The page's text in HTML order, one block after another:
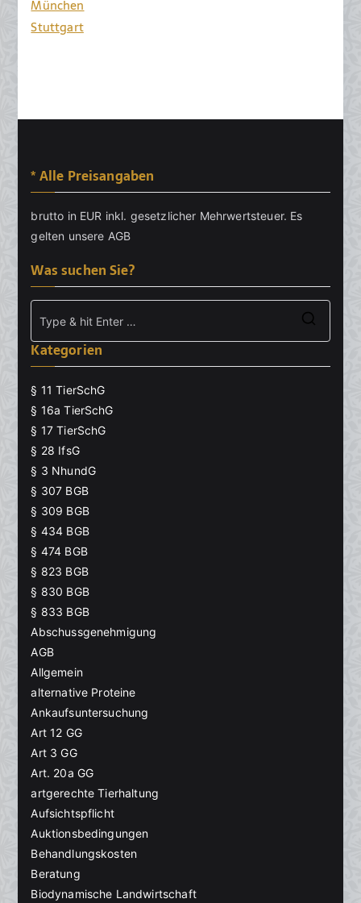
München
Stuttgart
* Alle Preisangaben
brutto in EUR inkl. gesetzlicher Mehrwertsteuer. Es
gelten unsere AGB
Was suchen Sie?
Kategorien
§ 11 TierSchG
§ 16a TierSchG
§ 17 TierSchG
§ 28 IfsG
§ 3 NhundG
§ 307 BGB
§ 309 BGB
§ 434 BGB
§ 474 BGB
§ 823 BGB
§ 830 BGB
§ 833 BGB
Abschussgenehmigung
AGB
Allgemein
alternative Proteine
Ankaufsuntersuchung
Art 12 GG
Art 3 GG
Art. 20a GG
artgerechte Tierhaltung
Aufsichtspflicht
Auktionsbedingungen
Behandlungskosten
Beratung
Biodynamische Landwirtschaft